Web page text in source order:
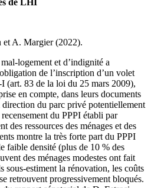
et A. Margier (2022).
logement et d’indignité a
de l’inscription d’un volet
(art. 83 de la loi du 25 mars 2009),
en compte, dans leurs documents
direction du parc privé potentiellement
du PPPI établi par
des ressources des ménages et des
montre la très forte part du PPPI
faible densité (plus de 10 % des
des ménages modestes ont fait
sous-estiment la rénovation, les coûts
retrouvent progressivement bloqués.